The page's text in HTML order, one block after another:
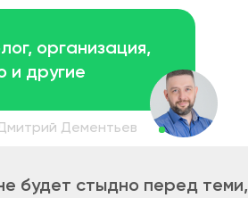
организация,
и другие
будет стыдно перед теми,